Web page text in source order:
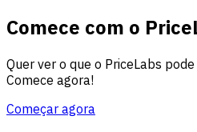
Comece com o
Quer ver o que o PriceLabs
Comece agora!
Começar agora